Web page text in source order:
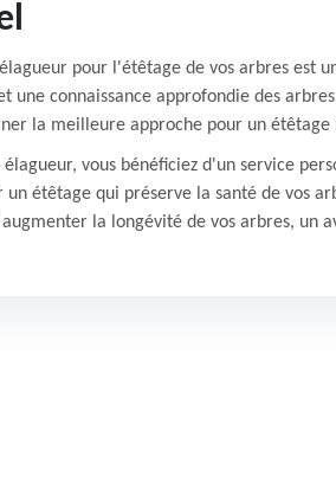
pour l'étêtage de vos arbres est
une connaissance approfondie des
la meilleure approche pour un étêtage
élagueur, vous bénéficiez d'un service
étêtage qui préserve la santé de vos
la longévité de vos arbres, un